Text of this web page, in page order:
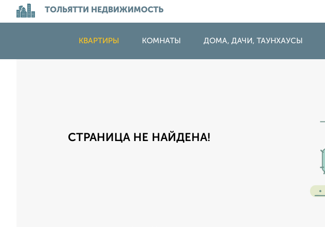
ТОЛЬЯТТИ НЕДВИЖИМОСТЬ
КВАРТИРЫ КОМНАТЫ ДОМА, ДАЧИ, ТАУНХАУСЫ
СТРАНИЦА НЕ НАЙДЕНА!